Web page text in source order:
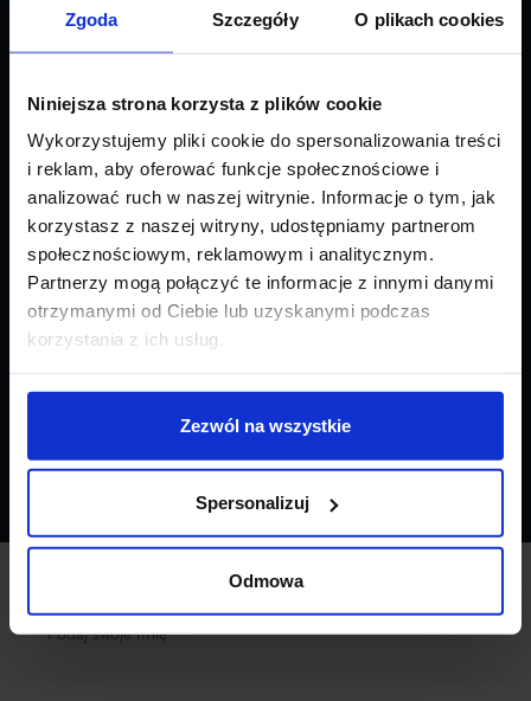
Zgoda Szczegóły O plikach cookies
Niniejsza strona korzysta z plików cookie
Wykorzystujemy pliki cookie do spersonalizowania treści
i reklam, aby oferować funkcje społecznościowe i
analizować ruch w naszej witrynie. Informacje o tym, jak
korzystasz z naszej witryny, udostępniamy partnerom
społecznościowym, reklamowym i analitycznym.
Partnerzy mogą połączyć te informacje z innymi danymi
otrzymanymi od Ciebie lub uzyskanymi podczas
korzystania z ich usług.
Zezwól na wszystkie
Spersonalizuj
Odmowa
Dania – profesjonalny
obsługi
Dania nie jest mocno odległym krajem, jednakimport ładunku
do Polski oraz eksport towaru wymagają odpowiednich
kompetencji. Nasza firma transportowato zespół ekspertów,
którzy każdego dnia z sukcesem realizują zlecenia dla firm oraz klientów
indywidualnych. Oprócz wiedzy i doświadczenia możemy pochwalić się
też wysokim poziomem obsługi. Dbamy o dobre relacje z klientami,
jesteśmy rzetelni i zawsze trzymamy się ustaleń dotyczących
terminów. Jeśli chcesz szybko dostarczyć ładunek z/do Danii,
na eksport lub import ze sprawdzoną firmą
Sprawdź też inne usługi, które świadczymy.Dania nie jest jedynym
krajem, do którego realizujemy transport– działamy na terenie
Cimagazynowanie towaru.